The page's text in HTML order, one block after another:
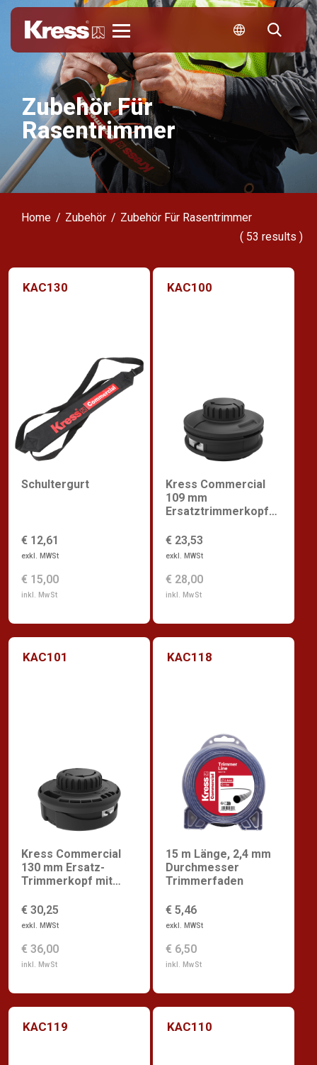
Zubehör Für
Rasentrimmer
Home Zubehör
Zubehör Für Rasentrimmer
( 53 results )
KAC130
Schultergurt
€ 12,61
exkl. MWSt
€ 15,00
inkl. MwSt
KAC100
Kress Commercial
109 mm
Ersatztrimmerkopf
Schnellnachladung
€ 23,53
exkl. MWSt
€ 28,00
inkl. MwSt
KAC101
Kress Commercial
130 mm Ersatz-
Trimmerkopf mit
€ 30,25
exkl. MWSt
€ 36,00
inkl. MwSt
KAC118
15 m Länge, 2,4 mm
Durchmesser
Trimmerfaden
€ 5,46
exkl. MWSt
€ 6,50
inkl. MwSt
KAC119 KAC110